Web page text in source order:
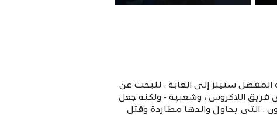
ستيلز إلى الغابة ، للبحث عن
اللاكروس ، وشعبية - ولكنه جعل
التي يحاول والدها مطاردة وقتل